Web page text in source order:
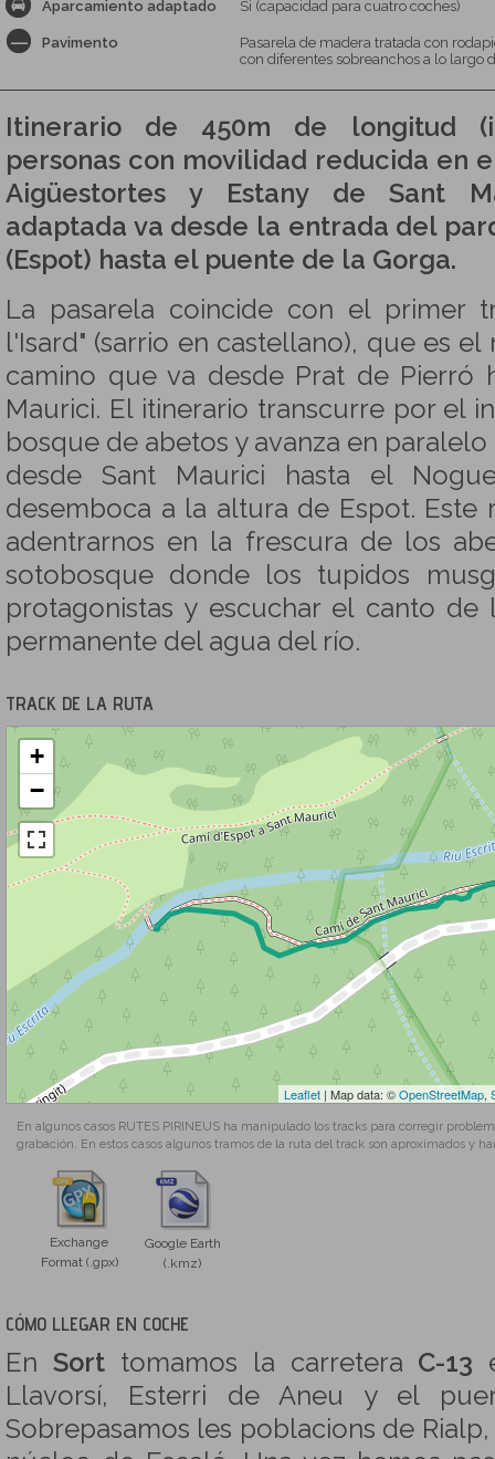
Aparcamiento adaptado Si (capacidad para cuatro coches)
Pavimento
Pasarela de madera tratada con
con diferentes sobreanchos a lo largo
Itinerario de 450m de longitud
personas con movilidad reducida en
Aigüestortes y Estany de Sant
adaptada va desde la entrada del
(Espot) hasta el puente de la Gorga.
La pasarela coincide con el primer
l'Isard" (sarrio en castellano), que es
camino que va desde Prat de Pierró
Maurici. El itinerario transcurre por el
bosque de abetos y avanza en
desde Sant Maurici hasta el
desemboca a la altura de Espot. Este
adentrarnos en la frescura de los
sotobosque donde los tupidos
protagonistas y escuchar el canto
permanente del agua del río.
TRACK DE LA RUTA
+
−
Leaflet | Map data: ©OpenStreetMap,
En algunos casos RUTES PIRINEUS ha manipulado los tracks para corregir
grabación. En estos casos algunos tramos de la ruta del track son aproximados y
Exchange
Format (.gpx)
Google Earth
(.kmz)
CÓMO LLEGAR EN COCHE
En Sorttomamos la carretera C-13
Llavorsí, Esterri de Aneu y el
Sobrepasamos les poblacions de